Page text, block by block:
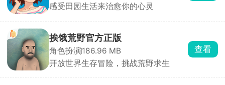
感受田园生活来治愈你的心灵
挨饿荒野官方正版
角色扮演186.96 MB
开放世界生存冒险，挑战荒野求生
查看